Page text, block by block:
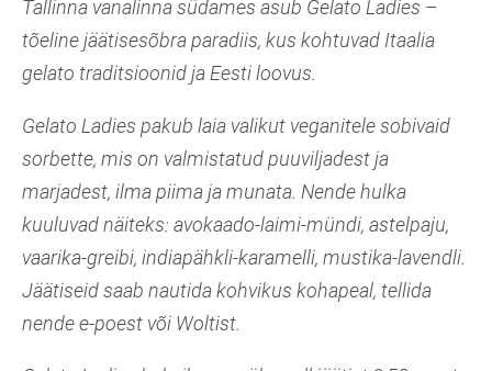
Tallinna vanalinna südames asub Gelato Ladies –
tõeline jäätisesõbra paradiis, kus kohtuvad Itaalia
gelato traditsioonid ja Eesti loovus.
Gelato Ladies pakub laia valikut veganitele sobivaid
sorbette, mis on valmistatud puuviljadest ja
marjadest, ilma piima ja munata. Nende hulka
kuuluvad näiteks: avokaado-laimi-mündi, astelpaju,
vaarika-greibi, indiapähkli-karamelli, mustika-lavendli.
Jäätiseid saab nautida kohvikus kohapeal, tellida
nende e-poest või Woltist.